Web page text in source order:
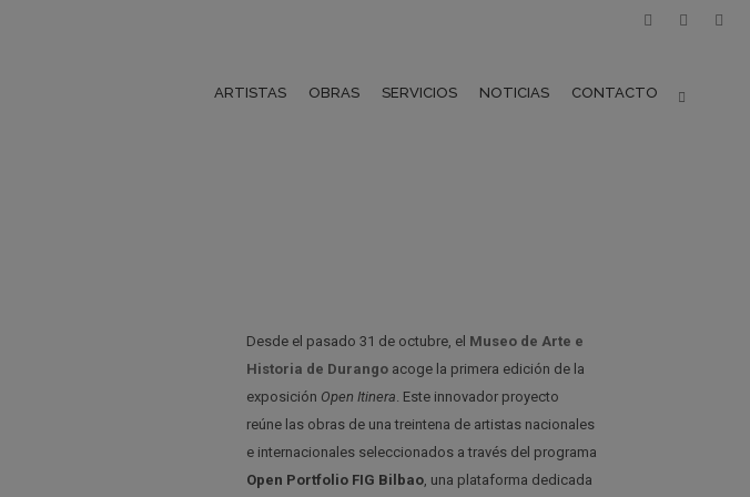
ARTISTAS OBRAS SERVICIOS NOTICIAS CONTACTO
Desde el pasado 31 de octubre, el Museo de Arte e
Historia de Durango acoge la primera edición de la
exposición Open Itinera. Este innovador proyecto
reúne las obras de una treintena de artistas nacionales
e internacionales seleccionados a través del programa
Open Portfolio FIG Bilbao, una plataforma dedicada